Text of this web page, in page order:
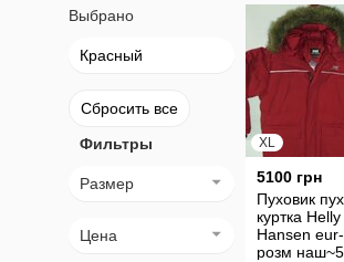
Выбрано
Красный
Сбросить все
Фильтры
Размер
Цена
XL
5100 грн
Пуховик
куртка Helly
Hansen eur-
розм